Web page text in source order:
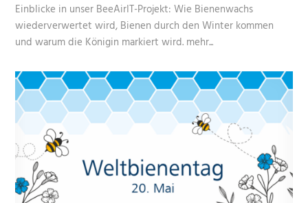
Einblicke in unser BeeAirIT-Projekt: Wie Bienenwachs
wiederverwertet wird, Bienen durch den Winter kommen
und warum die Königin markiert wird. mehr...